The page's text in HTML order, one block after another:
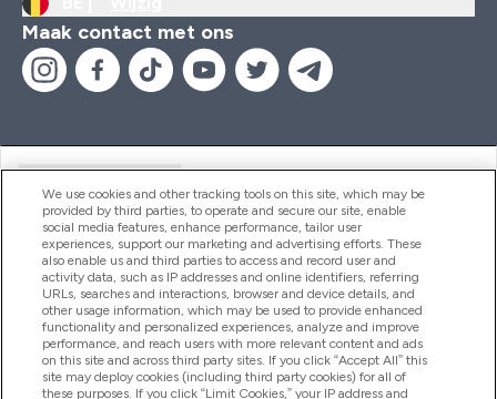
Maak contact met ons
Producten
Company Information
We use cookies and other tracking tools on this site, which may be
provided by third parties, to operate and secure our site, enable
social media features, enhance performance, tailor user
experiences, support our marketing and advertising efforts. These
also enable us and third parties to access and record user and
activity data, such as IP addresses and online identifiers, referring
URLs, searches and interactions, browser and device details, and
other usage information, which may be used to provide enhanced
functionality and personalized experiences, analyze and improve
performance, and reach users with more relevant content and ads
on this site and across third party sites. If you click “Accept All” this
site may deploy cookies (including third party cookies) for all of
these purposes. If you click “Limit Cookies,” your IP address and